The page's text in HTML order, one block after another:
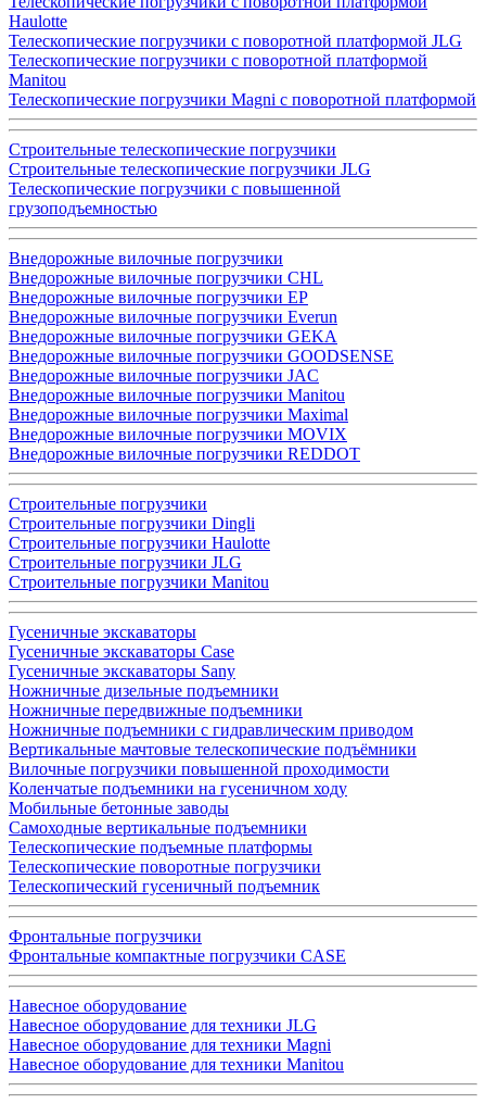
Haulotte
Телескопические погрузчики с поворотной платформой JLG
Телескопические погрузчики с поворотной платформой
Manitou
Телескопические погрузчики Magni с поворотной платформой
Строительные телескопические погрузчики
Строительные телескопические погрузчики JLG
Телескопические погрузчики с повышенной
грузоподъемностью
Внедорожные вилочные погрузчики
Внедорожные вилочные погрузчики CHL
Внедорожные вилочные погрузчики EP
Внедорожные вилочные погрузчики Everun
Внедорожные вилочные погрузчики GEKA
Внедорожные вилочные погрузчики GOODSENSE
Внедорожные вилочные погрузчики JAC
Внедорожные вилочные погрузчики Manitou
Внедорожные вилочные погрузчики Maximal
Внедорожные вилочные погрузчики MOVIX
Внедорожные вилочные погрузчики REDDOT
Строительные погрузчики
Строительные погрузчики Dingli
Строительные погрузчики Haulotte
Строительные погрузчики JLG
Строительные погрузчики Manitou
Гусеничные экскаваторы
Гусеничные экскаваторы Case
Гусеничные экскаваторы Sany
Ножничные дизельные подъемники
Ножничные передвижные подъемники
Ножничные подъемники с гидравлическим приводом
Вертикальные мачтовые телескопические подъёмники
Вилочные погрузчики повышенной проходимости
Коленчатые подъемники на гусеничном ходу
Мобильные бетонные заводы
Самоходные вертикальные подъемники
Телескопические подъемные платформы
Телескопические поворотные погрузчики
Телескопический гусеничный подъемник
Фронтальные погрузчики
Фронтальные компактные погрузчики CASE
Навесное оборудование
Навесное оборудование для техники JLG
Навесное оборудование для техники Magni
Навесное оборудование для техники Manitou